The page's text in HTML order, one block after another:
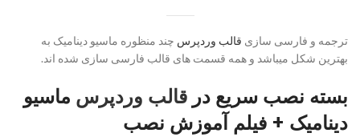
ترجمه و فارسی سازی قالب وردپرس چند منظوره ماسیو دینامیک به
بهترین شکل میباشد و همه قسمت های قالب فارسی سازی شده اند.
بسته نصب سریع در قالب وردپرس ماسیو
دینامیک + فیلم آموزش نصب